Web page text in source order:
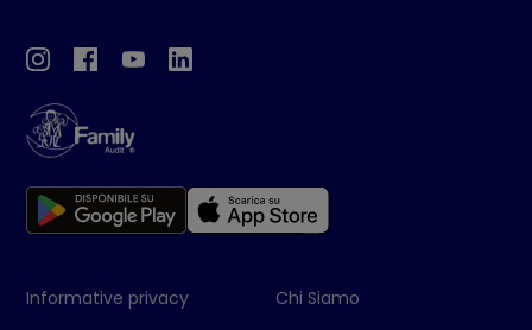
Informative privacy
Chi Siamo